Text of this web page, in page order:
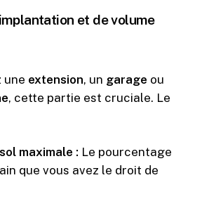
et de volume
une extension, un garage ou
, cette partie est cruciale. Le
maximale : Le pourcentage
que vous avez le droit de